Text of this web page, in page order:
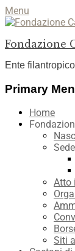
Menu
Fondazione
Ente
Facebook
YouTube
Instagram
Primary
Skip
Home
Sede
Atto
Siti